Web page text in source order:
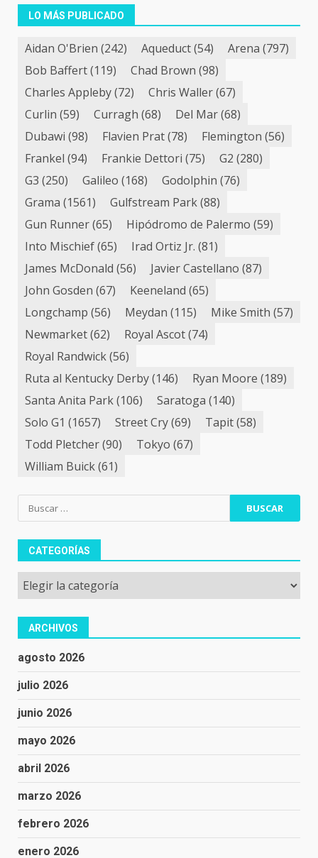
LO MÁS PUBLICADO
Aidan O'Brien (242) Aqueduct(54) Arena (797)
Bob Baffert(119) Chad Brown (98)
Charles Appleby(72) Chris Waller(67)
Curlin (59) Curragh (68) Del Mar(68)
Dubawi (98) Flavien Prat(78) Flemington (56)
Frankel (94) Frankie Dettori (75) G2 (280)
G3 (250) Galileo (168) Godolphin (76)
Grama (1561) Gulfstream Park(88)
Gun Runner(65) Hipódromo de Palermo (59)
Into Mischief(65) Irad Ortiz Jr. (81)
James McDonald (56) Javier Castellano (87)
John Gosden (67) Keeneland (65)
Longchamp (56) Meydan (115) Mike Smith (57)
Newmarket(62) Royal Ascot(74)
Royal Randwick(56)
Ruta al Kentucky Derby(146) Ryan Moore (189)
Santa Anita Park(106) Saratoga (140)
Solo G1 (1657) Street Cry(69) Tapit(58)
Todd Pletcher(90) Tokyo (67)
William Buick(61)
Buscar:
CATEGORÍAS
Categorías
ARCHIVOS
agosto 2026
julio 2026
junio 2026
mayo 2026
abril 2026
marzo 2026
febrero 2026
enero 2026